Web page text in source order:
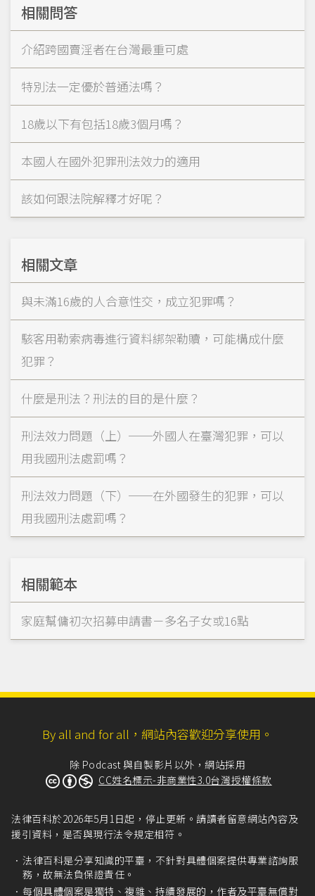
相關問答
介紹跨國賣淫者在台灣最重可處
特別法一定優於普通法嗎？
18歲以下有包括18歲3個月嗎？
本國人在國外犯罪刑法效力的適用
該如何跟法院解釋才好呢？
相關文章
與未滿16歲的人合意性交，成立犯罪嗎？
駭客用勒索病毒進行資料綁架勒贖，可能構成什麼
犯罪？
什麼是刑法？刑法的目的是什麼？
刑法效力問題（上）──外國人在臺灣犯罪，可以
用我國刑法處罰嗎？
刑法效力問題（下）──在外國發生的犯罪，可以
用我國刑法處罰嗎？
相關範本
家庭幫傭初次招募申請書－多名子女或16點
By all and for all，網站內容歡迎分享使用。
除 Podcast 與自製影片以外，網站採用
CC姓名標示-非商業性3.0台灣授權條款
法律百科於2026年5月1日起，停止更新。請讀者留意網站內容及
援引資料，是否與現行法令規定相符。
法律百科是分享知識的平臺，不針對具體個案提供專業諮詢服
務，故無法負保證責任。
每個具體個案是獨特、複雜、持續發展的，作者及平臺無償對